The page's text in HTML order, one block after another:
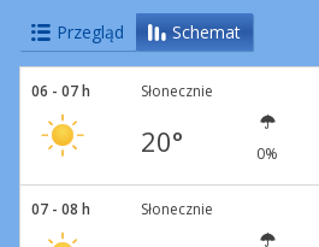
Przegląd Schemat
06 - 07 h Słonecznie
20° 0%
07 - 08 h Słonecznie